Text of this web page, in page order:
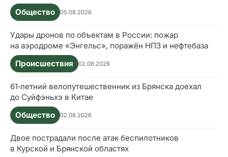
Общество
05.08.2026
Удары дронов по объектам в России: пожар
на аэродроме «Энгельс», поражён НПЗ и нефтебаза
Происшествия
02.08.2026
61‑летний велопутешественник из Брянска доехал
до Суйфэньхэ в Китае
Общество
02.08.2026
Двое пострадали после атак беспилотников
в Курской и Брянской областях